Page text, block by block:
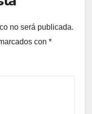
no será publicada.
con *